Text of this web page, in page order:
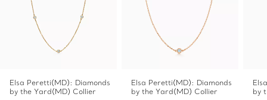
Elsa Peretti(MD): Diamonds
by the Yard(MD) Collier
Elsa Peretti(MD): Diamonds
by the Yard(MD) Collier
by